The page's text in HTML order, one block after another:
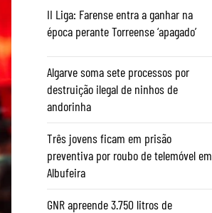
II Liga: Farense entra a ganhar na
época perante Torreense ‘apagado’
Algarve soma sete processos por
destruição ilegal de ninhos de
andorinha
Três jovens ficam em prisão
preventiva por roubo de telemóvel em
Albufeira
GNR apreende 3.750 litros de